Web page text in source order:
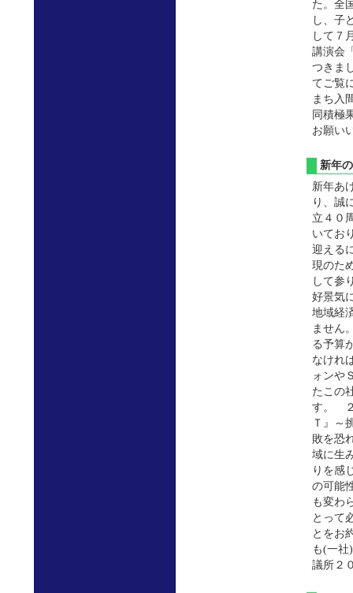
た。全
し、子
して７
講演会
つきま
てご覧
まち入
同積極
お願い
新年
新年あ
り、誠
立４０
いてお
迎える
現のた
して参
好景気
地域経
ません
る予算
なけれ
ォンや
たこの
す。 ２
Ｔ』～
敗を恐
域に生
りを感
の可能
も変わ
とって
とをお
も(一社
議所２